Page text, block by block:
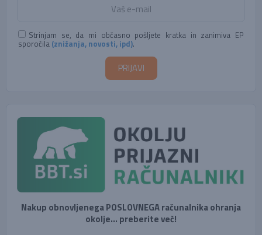
Strinjam se, da mi občasno pošljete kratka in zanimiva EP
sporočila (znižanja, novosti, ipd).
Nakup obnovljenega POSLOVNEGA računalnika ohranja
okolje... preberite več!